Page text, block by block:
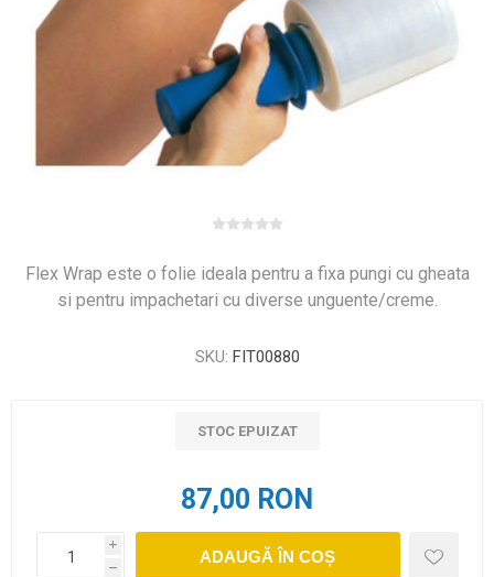
Flex Wrap este o folie ideala pentru a fixa pungi cu gheata
si pentru impachetari cu diverse unguente/creme.
SKU: FIT00880
STOC EPUIZAT
87,00 RON
i
h
ADAUGĂ ÎN COȘ